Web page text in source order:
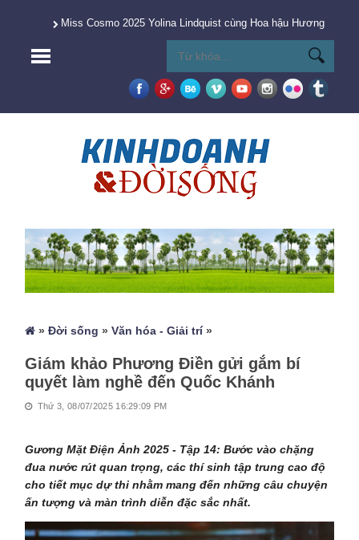
Miss Cosmo 2025 Yolina Lindquist cùng Hoa hậu Hương
»Đời sống »Văn hóa - Giải trí»
Giám khảo Phương Điền gửi gắm bí
quyết làm nghề đến Quốc Khánh
Thứ 3, 08/07/2025 16:29:09 PM
Gương Mặt Điện Ảnh 2025 - Tập 14: Bước vào chặng
đua nước rút quan trọng, các thí sinh tập trung cao độ
cho tiết mục dự thi nhằm mang đến những câu chuyện
ấn tượng và màn trình diễn đặc sắc nhất.